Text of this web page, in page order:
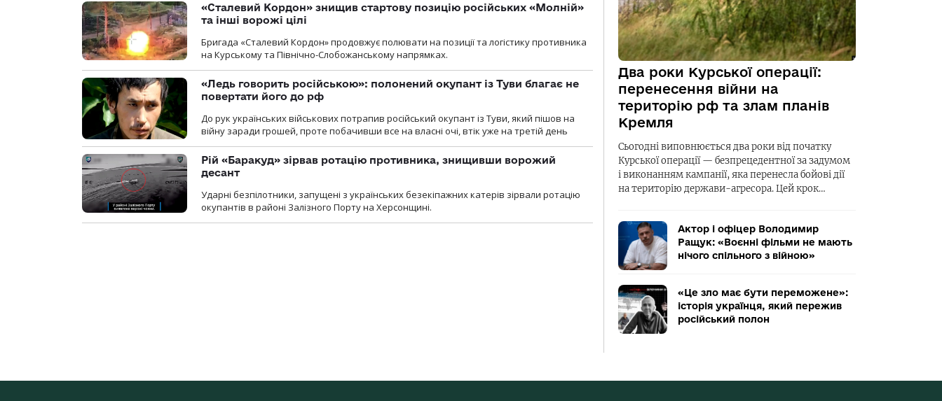
«Сталевий Кордон» знищив стартову позицію російських «Молній»
та інші ворожі цілі
Бригада «Сталевий Кордон» продовжує полювати на позиції та логістику противника
на Курському та Північно-Слобожанському напрямках.
«Ледь говорить російською»: полонений окупант із Туви благає не
повертати його до рф
До рук українських військових потрапив російський окупант із Туви, який пішов на
війну заради грошей, проте побачивши все на власні очі, втік уже на третій день
Рій «Баракуд» зірвав ротацію противника, знищивши ворожий
десант
Ударні безпілотники, запущені з українських безекіпажних катерів зірвали ротацію
окупантів в районі Залізного Порту на Херсонщині.
Два роки Курської операції:
перенесення війни на
територію рф та злам планів
Кремля
Сьогодні виповнюється два роки від початку
Курської операції — безпрецедентної за задумом
і виконанням кампанії, яка перенесла бойові дії
на територію держави-агресора. Цей крок…
Актор і офіцер Володимир
Ращук: «Воєнні фільми не мають
нічого спільного з війною»
«Це зло має бути переможене»:
історія українця, який пережив
російський полон